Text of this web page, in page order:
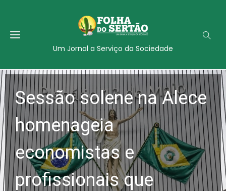
Um Jornal a Serviço da Sociedade
Sessão solene na Alece
homenageia
economistas e
profissionais que